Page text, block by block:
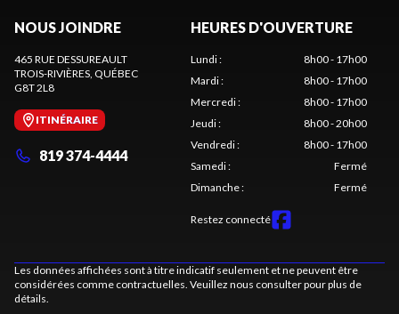
NOUS JOINDRE
465 RUE DESSUREAULT
TROIS-RIVIÈRES , QUÉBEC
G8T 2L8
ITINÉRAIRE
819 374-4444
HEURES D'OUVERTURE
Lundi:
8h00 - 17h00
Mardi:
8h00 - 17h00
Mercredi:
8h00 - 17h00
Jeudi:
8h00 - 20h00
Vendredi:
8h00 - 17h00
Samedi:
Fermé
Dimanche: Fermé
Restez connecté
Les données affichées sont à titre indicatif seulement et ne peuvent être
considérées comme contractuelles. Veuillez nous consulter pour plus de
détails.